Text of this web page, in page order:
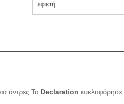
εφικτή.
άντρες.Το Declaration κυκλοφόρησε